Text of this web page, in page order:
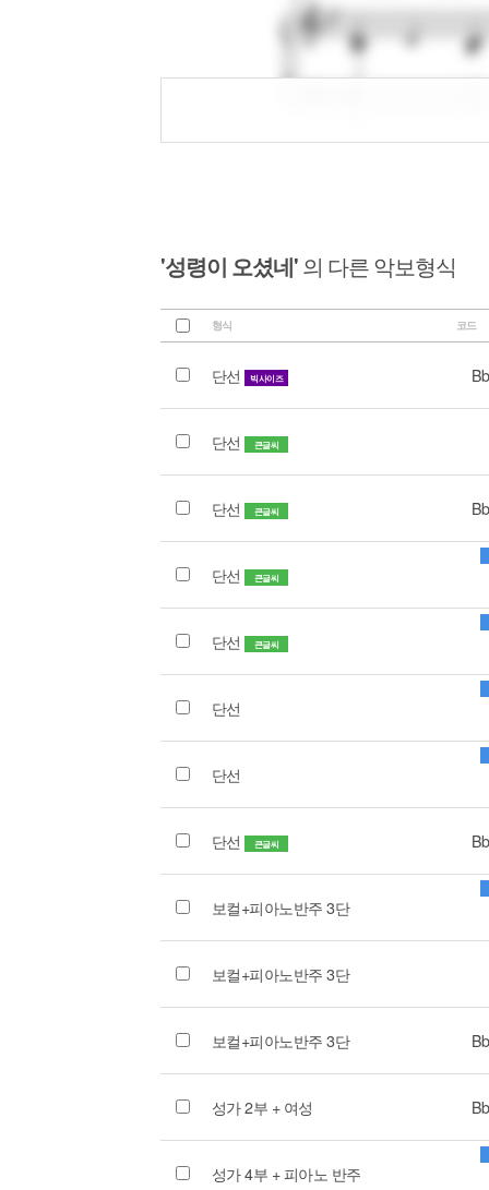
'성령이 오셨네'의 다른 악보형식
형식 코드
단선 빅사이즈
단선 큰글씨
단선 큰글씨
단선 큰글씨
단선 큰글씨
단선
단선
단선 큰글씨
보컬+피아노반주 3단
보컬+피아노반주 3단
보컬+피아노반주 3단
성가 2부 + 여성
성가 4부 + 피아노 반주